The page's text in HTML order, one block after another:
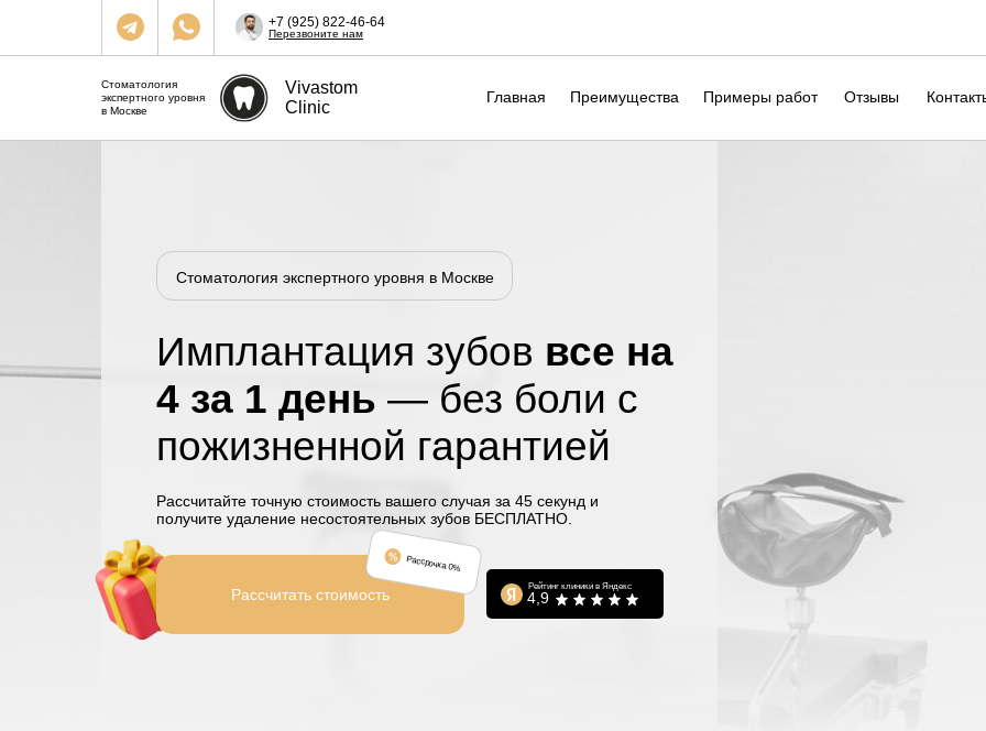
Vivastom
Clinic
Перезвоните нам
+7 (925) 822-46-64
Отзывы
Примеры работ
Преимущества
Главная
Рассчитайте точную стоимость вашего случая за 45 секунд и
получите удаление несостоятельных зубов БЕСПЛАТНО.
Стоматология
экспертного уровня
в Москве
Имплантация зубов все на
4 за 1 день — без боли с
пожизненной гарантией
Рейтинг клиники в Яндекс
4,9
Стоматология экспертного уровня в Москве
Рассчитать стоимость
Рассрочка 0%